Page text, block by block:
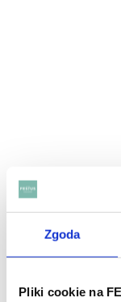
Zgoda
Pliki cookie na